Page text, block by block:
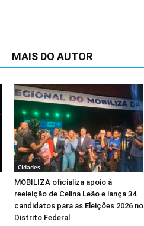
MAIS DO AUTOR
Cidades
MOBILIZA oficializa apoio à
reeleição de Celina Leão e lança 34
candidatos para as Eleições 2026 no
Distrito Federal